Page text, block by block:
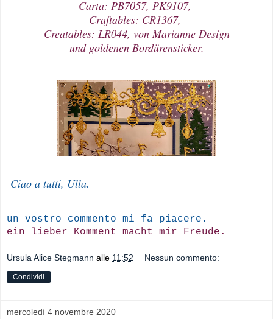
Carta: PB7057, PK9107,
Craftables: CR1367,
Creatables: LR044, von Marianne Design
und goldenen Bordürensticker.
Ciao a tutti, Ulla.
un vostro commento mi fa piacere.
ein lieber Komment macht mir Freude.
Ursula Alice Stegmann alle 11:52 Nessun commento:
Condividi
mercoledì 4 novembre 2020